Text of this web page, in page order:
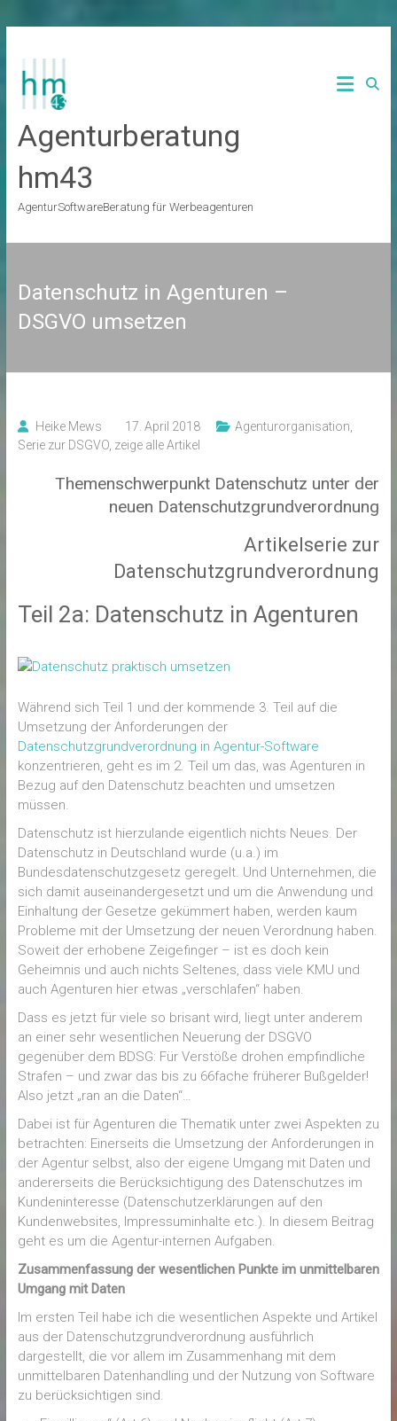
Inhalt
springen
Agenturberatung
hm43
AgenturSoftwareBeratung für Werbeagenturen
Datenschutz in Agenturen –
DSGVO umsetzen
Heike Mews 17. April 2018 Agenturorganisation
Serie zur DSGVO, zeige alle Artikel
Themenschwerpunkt Datenschutz unter der
neuen Datenschutzgrundverordnung
Artikelserie zur
Datenschutzgrundverordnung
Teil 2a: Datenschutz in Agenturen
Während sich Teil 1 und der kommende 3. Teil auf die
Umsetzung der Anforderungen der
Datenschutzgrundverordnung in Agentur-Software
konzentrieren, geht es im 2. Teil um das, was Agenturen in
Bezug auf den Datenschutz beachten und umsetzen
müssen.
Datenschutz ist hierzulande eigentlich nichts Neues. Der
Datenschutz in Deutschland wurde (u.a.) im
Bundesdatenschutzgesetz geregelt. Und Unternehmen, die
sich damit auseinandergesetzt und um die Anwendung und
Einhaltung der Gesetze gekümmert haben, werden kaum
Probleme mit der Umsetzung der neuen Verordnung haben.
Soweit der erhobene Zeigefinger – ist es doch kein
Geheimnis und auch nichts Seltenes, dass viele KMU und
auch Agenturen hier etwas „verschlafen“ haben.
Dass es jetzt für viele so brisant wird, liegt unter anderem
an einer sehr wesentlichen Neuerung der DSGVO
gegenüber dem BDSG: Für Verstöße drohen empfindliche
Strafen – und zwar das bis zu 66fache früherer Bußgelder!
Also jetzt „ran an die Daten“…
Dabei ist für Agenturen die Thematik unter zwei Aspekten zu
betrachten: Einerseits die Umsetzung der Anforderungen in
der Agentur selbst, also der eigene Umgang mit Daten und
andererseits die Berücksichtigung des Datenschutzes im
Kundeninteresse (Datenschutzerklärungen auf den
Kundenwebsites, Impressuminhalte etc.). In diesem Beitrag
geht es um die Agentur-internen Aufgaben.
Zusammenfassung der wesentlichen Punkte im unmittelbaren
Umgang mit Daten
Im ersten Teil habe ich die wesentlichen Aspekte und Artikel
aus der Datenschutzgrundverordnung ausführlich
dargestellt, die vor allem im Zusammenhang mit dem
unmittelbaren Datenhandling und der Nutzung von Software
zu berücksichtigen sind.